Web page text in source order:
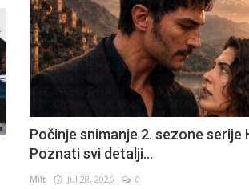
Počinje snimanje 2. sezone serije
Poznati svi detalji...
Milt Jul 28, 2026 0